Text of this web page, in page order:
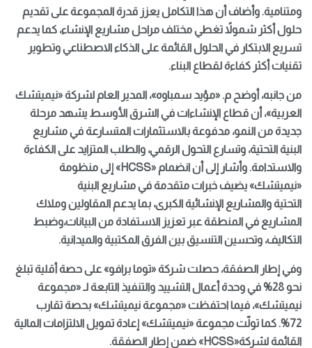
ومتنامية. وأضاف أن هذا التكامل يعزز قدرة المجموعة على تقديم
حلول أكثر شمولاً تغطي مختلف مراحل مشاريع الإنشاء، كما يدعم
تسريع الابتكار في الحلول القائمة على الذكاء الاصطناعي وتطوير
تقنيات أكثر كفاءة لقطاع البناء.
من جانبه، أوضح م. «مؤيد سمباوه»، المدير العام لشركة «نيميتشك
العربية»، أن قطاع الإنشاءات في الشرق الأوسط يشهد مرحلة
جديدة من النمو، مدفوعة بالاستثمارات المتسارعة في مشاريع
البنية التحتية، وتسارع التحول الرقمي، والطلب المتزايد على الكفاءة
والاستدامة. وأشار إلى أن انضمام «HCSS
»إلىمنظومة
«نيميتشك»يضيف خبرات متقدمة في مشاريع البنية
التحتيةوالمشاريع الإنشائيةالكبرى، بما يدعم المقاولين وملاك
المشاريع في المنطقة عبر تعزيز الاستفادة من البيانات،وضبط
التكاليف، وتحسين التنسيق بين الفرق المكتبية والميدانية.
وفي إطار الصفقة، حصلت شركة«توما برافو»على حصة أقلية تبلغ
نحو 28%
في وحدة أعمال التشييد والتنفيذ التابعة لـ «مجموعة
نيميتشك»، فيما احتفظت«مجموعةنيميتشك»بحصة تقارب
72
%
. كما تولّت مجموعة «نيميتشك» إعادة تمويل الالتزامات المالية
القائمة لشركة«HCSS» ضمن إطار الصفقة.